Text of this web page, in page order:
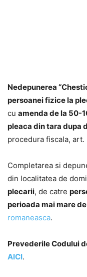
Nedepunerea
persoanei fizice la
cu amenda de la 50-
pleaca din tara dupa
procedura fiscala, art.
Completarea si
din localitatea de
plecarii, de catre
perioada mai mare
romaneasca.
Prevederile Codului
AICI.